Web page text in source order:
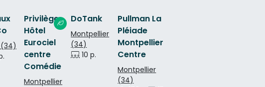
Privilège
Hôtel
Eurociel
centre
Comédie
Montpellier
DoTank
Montpellier
(34)
10 p.
Pullman La
Pléiade
Montpellier
Centre
Montpellier
(34)